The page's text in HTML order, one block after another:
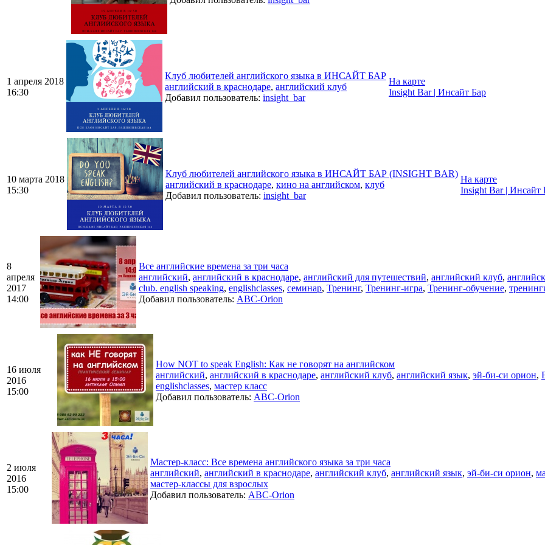
1 апреля 2018
16:30
Клуб любителей английского языка в ИНСАЙТ БАР
английский в краснодаре, английский клуб
Добавил пользователь: insight_bar
На карте
Insight Bar | Инсайт Бар
10 марта 2018
15:30
Клуб любителей английского языка в ИНСАЙТ БАР (INSIGHT BAR)
английский в краснодаре, кино на английском, клуб
Добавил пользователь: insight_bar
На карте
Insight Bar | Инсайт
8
апреля
2017
14:00
Все английские времена за три часа
английский, английский в краснодаре, английский для путешествий, английский клуб,
club. english speaking, englishclasses, семинар, Тренинг, Тренинг-игра, Тренинг-обучение,
Добавил пользователь: ABC-Orion
16 июля
2016
15:00
How NOT to speak English: Как не говорят на английском
английский, английский в краснодаре, английский клуб, английский язык, эй-би-си орион,
englishclasses, мастер класс
Добавил пользователь: ABC-Orion
2 июля
2016
15:00
Мастер-класс: Все времена английского языка за три часа
английский, английский в краснодаре, английский клуб, английский язык, эй-би-си орион,
мастер-классы для взрослых
Добавил пользователь: ABC-Orion